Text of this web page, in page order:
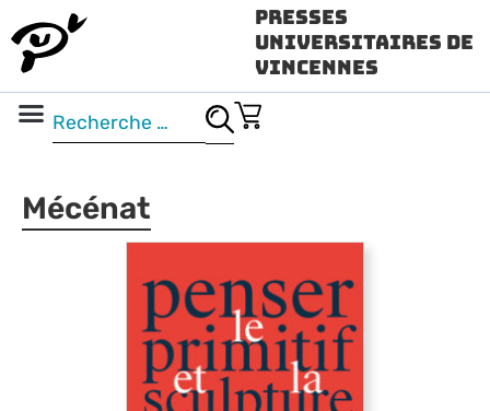
Presses
Universitaires de
Vincennes
Mécénat